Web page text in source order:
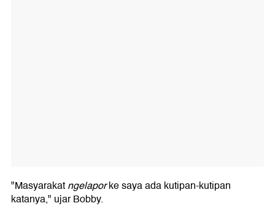
"Masyarakatngelaporke saya ada kutipan-kutipan
katanya," ujar Bobby.